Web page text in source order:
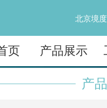
北京境
页 产品展示
产